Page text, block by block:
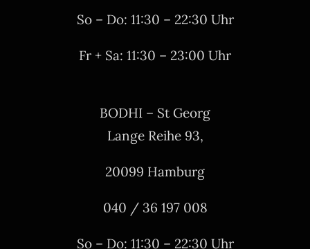
So – Do: 11:30 – 22:30 Uhr
Fr + Sa: 11:30 – 23:00 Uhr
BODHI – St Georg
Lange Reihe 93,
20099 Hamburg
040 / 36 197 008
So – Do: 11:30 – 22:30 Uhr